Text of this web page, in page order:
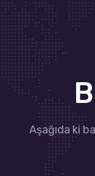
Aşağıda ki